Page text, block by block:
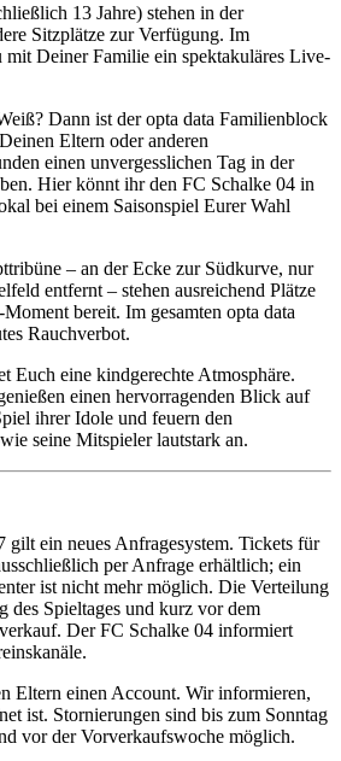
13 Jahre) stehen in der
Sitzplätze zur Verfügung. Im
Deiner Familie ein spektakuläres Live-
Dann ist der opta data Familienblock
Eltern oder anderen
einen unvergesslichen Tag in der
Hier könnt ihr den FC Schalke 04 in
bei einem Saisonspiel Eurer Wahl
– an der Ecke zur Südkurve, nur
entfernt – stehen ausreichend Plätze
bereit. Im gesamten opta data
Rauchverbot.
Euch eine kindgerechte Atmosphäre.
einen hervorragenden Blick auf
ihrer Idole und feuern den
seine Mitspieler lautstark an.
gilt ein neues Anfragesystem. Tickets für
per Anfrage erhältlich; ein
ist nicht mehr möglich. Die Verteilung
des Spieltages und kurz vor dem
Der FC Schalke 04 informiert
Eltern einen Account. Wir informieren,
ist. Stornierungen sind bis zum Sonntag
vor der Vorverkaufswoche möglich.